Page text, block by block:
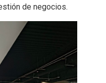
de negocios.